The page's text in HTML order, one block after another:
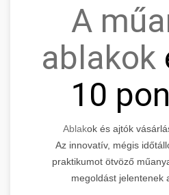
A
ablakok
10
Ablakok és ajtók
Az innovatív, mégis
praktikumot ötvöző
megoldást jelentenek